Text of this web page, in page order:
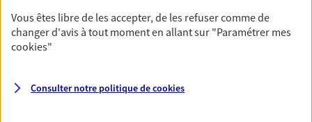
PRENDRE RENDEZ-VOUS
N° Orias * (orias.fr) : 23007756
Vous êtes libre de les accepter, de les refuser comme de
changer d'avis à tout moment en allant sur "Paramétrer mes
cookies"
Consulter notre politique decookies